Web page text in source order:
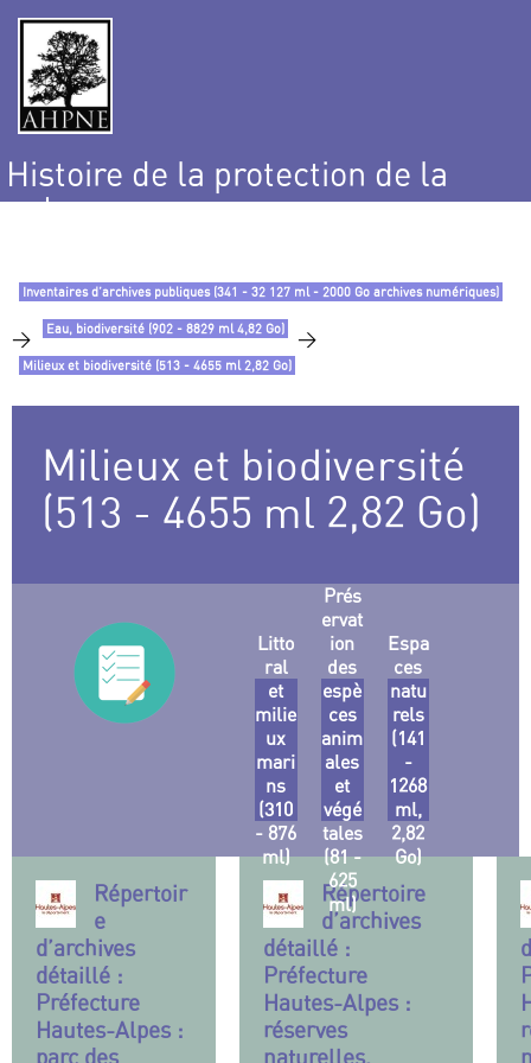
Histoire de la protection de la
nature
Inventaires d’archives publiques (341 - 32 127 ml - 2000 Go archives numériques)
> Eau, biodiversité (902 - 8829 ml 4,82 Go) >
Milieux et biodiversité (513 - 4655 ml 2,82 Go)
Milieux et biodiversité
(513 - 4655 ml 2,82 Go)
Litto
ral
et
milie
ux
mari
ns
(310
- 876
ml)
Prés
ervat
ion
des
espè
ces
anim
ales
et
végé
tales
(81 -
625
ml)
Espa
ces
natu
rels
(141
-
1268
ml,
2,82
Go)
Répertoir
e
d’archives
détaillé :
Préfecture
Hautes-Alpes :
Répertoire
d’archives
détaillé :
Préfecture
Hautes-Alpes :
réserves